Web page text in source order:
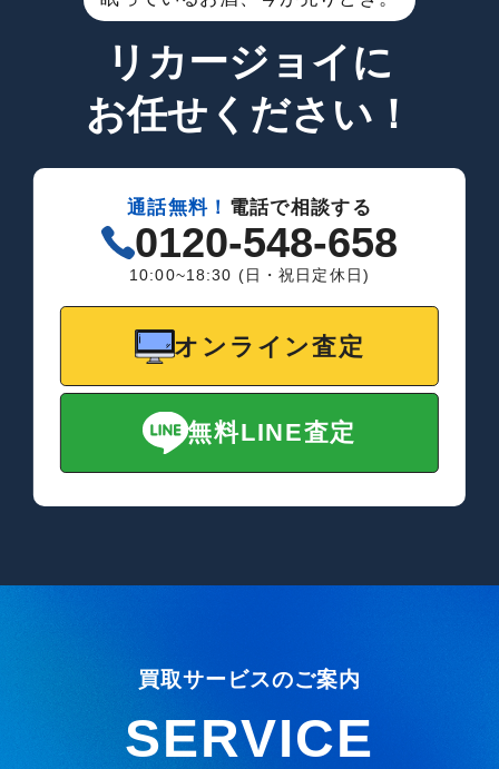
リカージョイに
お任せください！
通話無料！ 電話で相談する
0120-548-658
10:00~18:30 (日・祝日定休日)
オンライン査定
無料LINE査定
買取サービスのご案内
SERVICE